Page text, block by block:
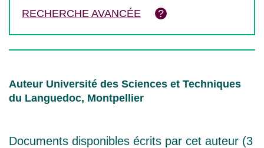
RECHERCHE AVANCÉE
Auteur Université des Sciences et Techniques
du Languedoc, Montpellier
Documents disponibles écrits par cet auteur (3